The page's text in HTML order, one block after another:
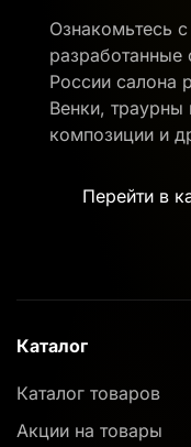
Ознакомьтесь
разработанные
России салона
Венки, траурны
композиции и
Перейти в
Каталог
Каталог товаров
Акции на товары